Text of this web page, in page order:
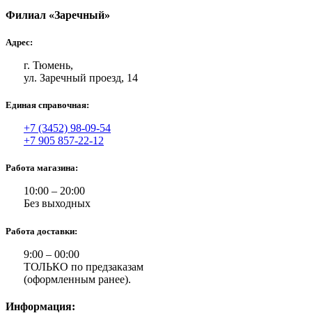
Филиал «Заречный»
Адрес:
г. Тюмень,
ул. Заречный проезд, 14
Единая справочная:
+7 (3452) 98-09-54
+7 905 857-22-12
Работа магазина:
10:00 – 20:00
Без выходных
Работа доставки:
9:00 – 00:00
ТОЛЬКО по предзаказам
(оформленным ранее).
Информация: